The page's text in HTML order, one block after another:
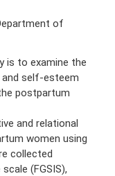
of
is to examine the
self-esteem
postpartum
and relational
women using
collected
(FGSIS),